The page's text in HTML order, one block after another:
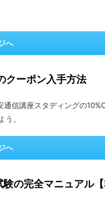
へ
クーポン入手方法
通信講座スタディングの
。
へ
の完全マニュアル【